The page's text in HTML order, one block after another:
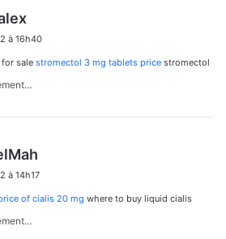
t
à 16h40
sale stromectol 3 mg tablets price stromectol
à 14h17
of cialis 20 mg where to buy liquid cialis